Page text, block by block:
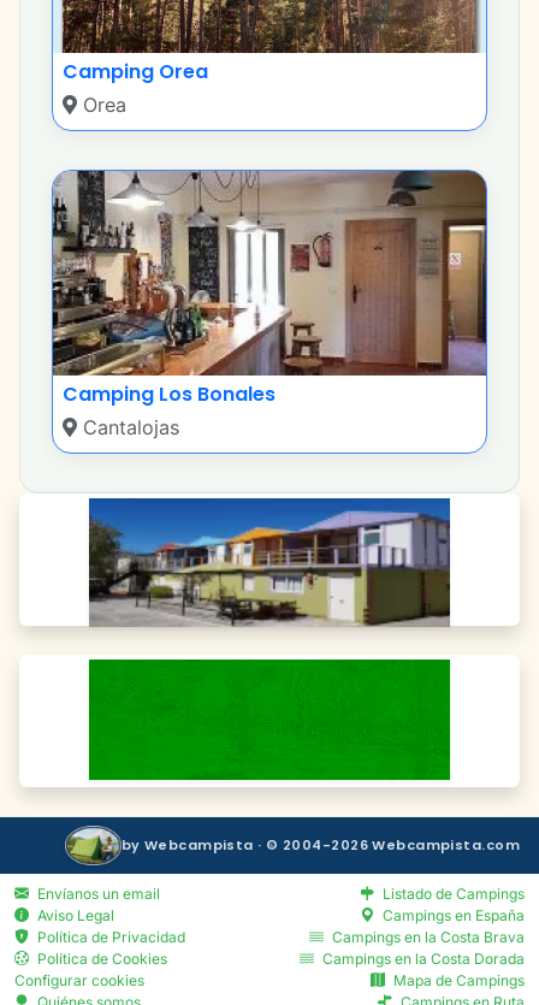
Camping Orea
Orea
Camping Los Bonales
Cantalojas
by Webcampista · © 2004-2026 Webcampista.com
Envíanos un email
Aviso Legal
Política de Privacidad
Política de Cookies
Configurar cookies
Listado de Campings
Campings en España
Campings en la Costa Brava
Campings en la Costa Dorada
Mapa de Campings